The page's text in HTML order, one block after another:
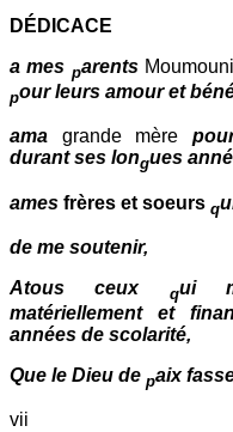
DÉDICACE
a mes parents
pour leurs amour et
ama grande mère
durant ses longues
ames frères et soeurs q
de me soutenir,
Atous ceux qui
matériellement et
années de scolarité,
Que le Dieu de paix
vii